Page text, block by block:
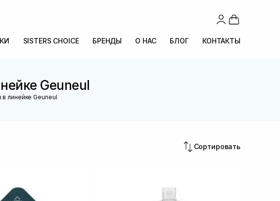
SISTERS CHOICE БРЕНДЫ О НАС БЛОГ КОНТАКТЫ
Geuneul
в линейке Geuneul
Сортировать